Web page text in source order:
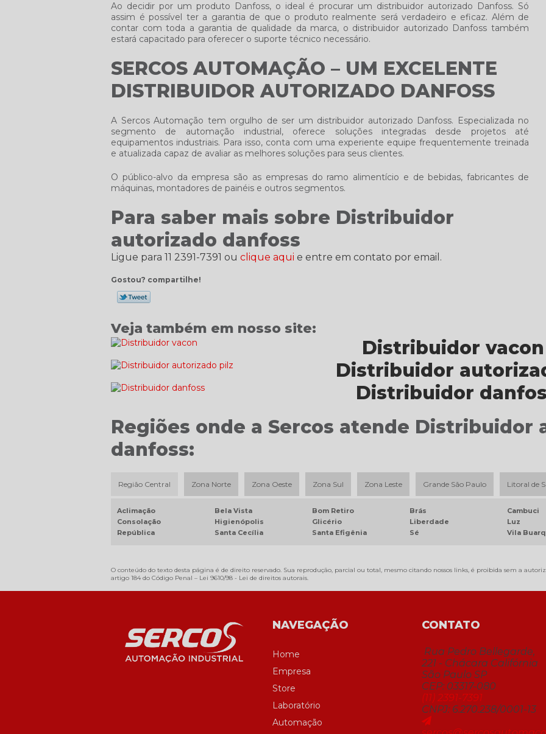
Ao decidir por um produto Danfoss, o ideal é procurar um distribuidor autorizado Danfoss. Só
assim é possível ter a garantia de que o produto realmente será verdadeiro e eficaz. Além de
contar com toda a garantia de qualidade da marca, o distribuidor autorizado Danfoss também
estará capacitado para oferecer o suporte técnico necessário.
SERCOS AUTOMAÇÃO – UM EXCELENTE
DISTRIBUIDOR AUTORIZADO DANFOSS
A Sercos Automação tem orgulho de ser um distribuidor autorizado Danfoss. Especializada no
segmento de automação industrial, oferece soluções integradas desde projetos até
equipamentos industriais. Para isso, conta com uma experiente equipe frequentemente treinada
e atualizada capaz de avaliar as melhores soluções para seus clientes.
O público-alvo da empresa são as empresas do ramo alimentício e de bebidas, fabricantes de
máquinas, montadores de painéis e outros segmentos.
Para saber mais sobre Distribuidor
autorizado danfoss
Ligue para 11 2391-7391 ou clique aqui e entre em contato por email.
Gostou? compartilhe!
Veja também em nosso site:
Distribuidor vacon
Distribuidor
Distribuidor
Regiões onde a Sercos atende Distribuidor
danfoss:
Região Central Zona Norte Zona Oeste Zona Sul Zona Leste Grande São Paulo Litoral de
Aclimação Bela Vista Bom Retiro Brás Cambuci
Consolação
Higienópolis Glicério Liberdade Luz
República
Santa Cecília Santa Efigênia Sé Vila
O conteúdo do texto desta página é de direito reservado. Sua reprodução, parcial ou total, mesmo citando nossos links, é proibida sem a
artigo 184 do Código Penal – Lei 9610/98 - Lei de direitos autorais.
NAVEGAÇÃO
Home
Empresa
Store
Laboratório
Automação
CONTATO
Rua Pedro Bellegarde,
221 - Chácara Califórnia
São Paulo SP
CEP: 03317-080
(11) 2391-7391
CNPJ: 6.270.238/0001-13